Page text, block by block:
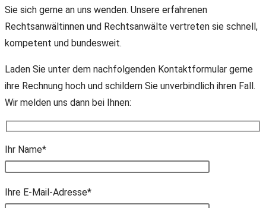
Sie sich gerne an uns wenden. Unsere erfahrenen
Rechtsanwältinnen und Rechtsanwälte vertreten sie schnell,
kompetent und bundesweit.
Laden Sie unter dem nachfolgenden Kontaktformular gerne
ihre Rechnung hoch und schildern Sie unverbindlich ihren Fall.
Wir melden uns dann bei Ihnen:
Ihr Name*
Ihre E-Mail-Adresse*